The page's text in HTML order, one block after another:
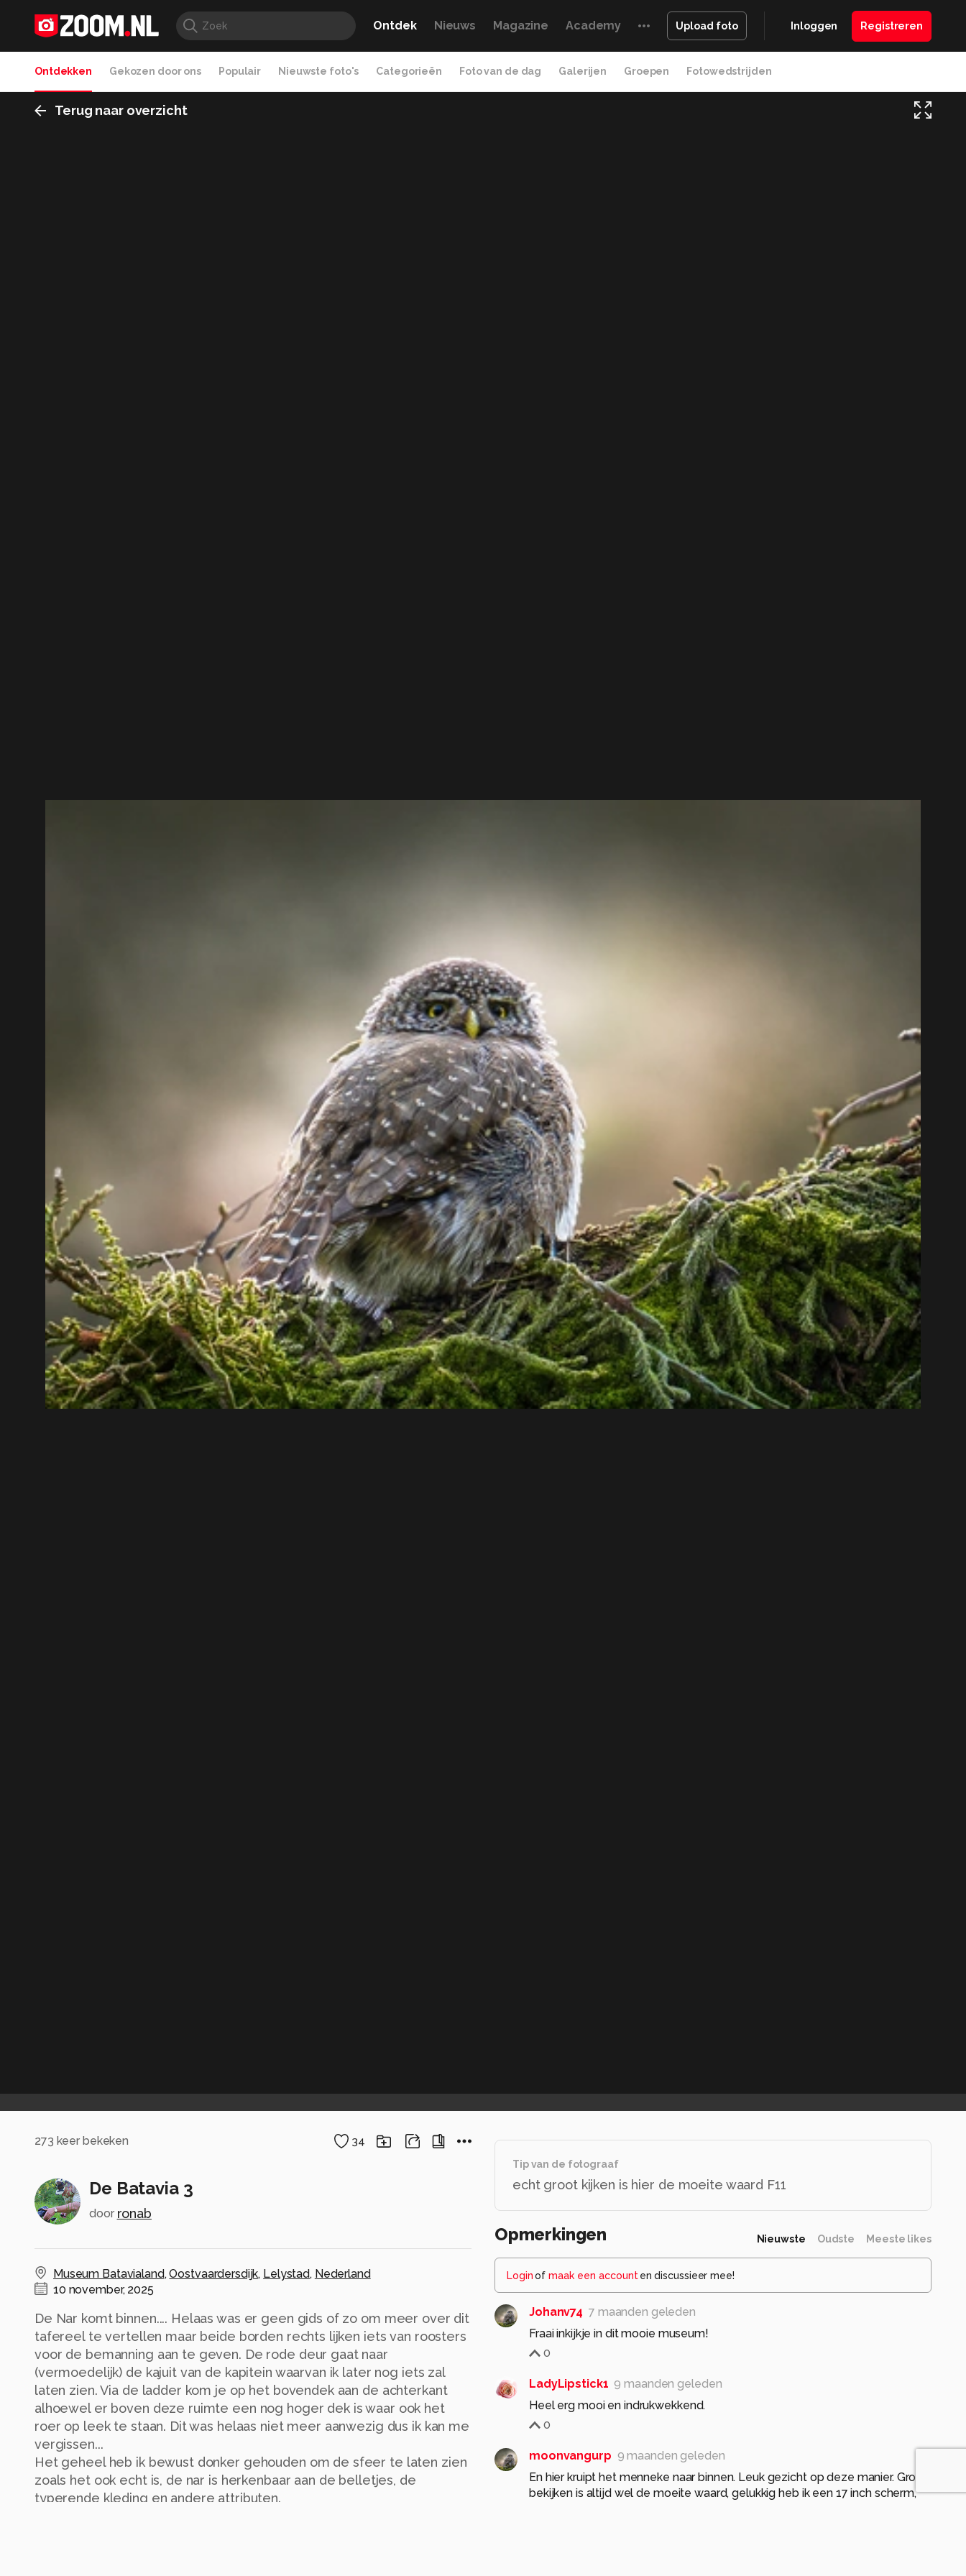
Ontdek Nieuws Magazine Academy Upload foto Inloggen Registreren
Ontdekken Gekozen door ons Populair Nieuwste foto's Categorieën Foto van de dag Galerijen Groepen Fotowedstrijden
Terug naar overzicht
273 keer bekeken 34
De Batavia 3
door ronab
Museum Batavialand,Oostvaardersdijk, Lelystad, Nederland
10 november, 2025
De Nar komt binnen.... Helaas was er geen gids of zo om meer over dit
tafereel te vertellen maar beide borden rechts lijken iets van roosters
voor de bemanning aan te geven. De rode deur gaat naar
(vermoedelijk) de kajuit van de kapitein waarvan ik later nog iets zal
laten zien. Via de ladder kom je op het bovendek aan de achterkant
alhoewel er boven deze ruimte een nog hoger dek is waar ook het
roer op leek te staan. Dit was helaas niet meer aanwezig dus ik kan me
vergissen...
Het geheel heb ik bewust donker gehouden om de sfeer te laten zien
zoals het ook echt is, de nar is herkenbaar aan de belletjes, de
typerende kleding en andere attributen.
Tip van de fotograaf
echt groot kijken is hier de moeite waard F11
Opmerkingen Nieuwste Oudste Meeste likes
Loginof maak een account en discussieer mee!
Johanv74 7 maanden geleden
Fraai inkijkje in dit mooie museum!
0
LadyLipstick1 9 maanden geleden
Heel erg mooi en indrukwekkend.
0
moonvangurp 9 maanden geleden
En hier kruipt het menneke naar binnen. Leuk gezicht op deze manier. Groot
bekijken is altijd wel de moeite waard, gelukkig heb ik een 17 inch scherm,